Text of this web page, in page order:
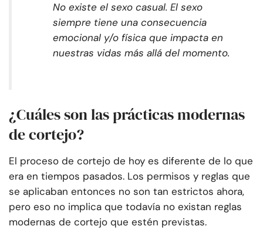
No existe el sexo casual. El sexo
siempre tiene una consecuencia
emocional y/o física que impacta en
nuestras vidas más allá del momento.
¿Cuáles son las prácticas modernas
de cortejo?
El proceso de cortejo de hoy es diferente de lo que
era en tiempos pasados. Los permisos y reglas que
se aplicaban entonces no son tan estrictos ahora,
pero eso no implica que todavía no existan reglas
modernas de cortejo que estén previstas.